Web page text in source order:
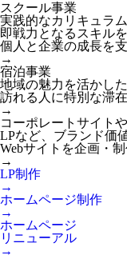
スクール事業
実践的なカリキュラム
即戦力となるスキルを
個人と企業の成長を支
→
宿泊事業
地域の魅力を活かし
訪れる人に特別な滞
→
コーポレートサイト
LPなど、ブランド価
Webサイトを企画・制
→
LP制作
→
ホームページ制作
→
ホームページ
リニューアル
→